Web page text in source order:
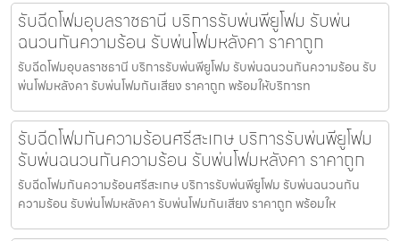
รับฉีดโฟมอุบลราชธานี บริการรับพ่นพียูโฟม รับพ่น
ฉนวนกันความร้อน รับพ่นโฟมหลังคา ราคาถูก
รับฉีดโฟมอุบลราชธานี บริการรับพ่นพียูโฟม รับพ่นฉนวนกันความร้อน รับ
พ่นโฟมหลังคา รับพ่นโฟมกันเสียง ราคาถูก พร้อมให้บริการท
รับฉีดโฟมกันความร้อนศรีสะเกษ บริการรับพ่นพียูโฟม
รับพ่นฉนวนกันความร้อน รับพ่นโฟมหลังคา ราคาถูก
รับฉีดโฟมกันความร้อนศรีสะเกษ บริการรับพ่นพียูโฟม รับพ่นฉนวนกัน
ความร้อน รับพ่นโฟมหลังคา รับพ่นโฟมกันเสียง ราคาถูก พร้อมให